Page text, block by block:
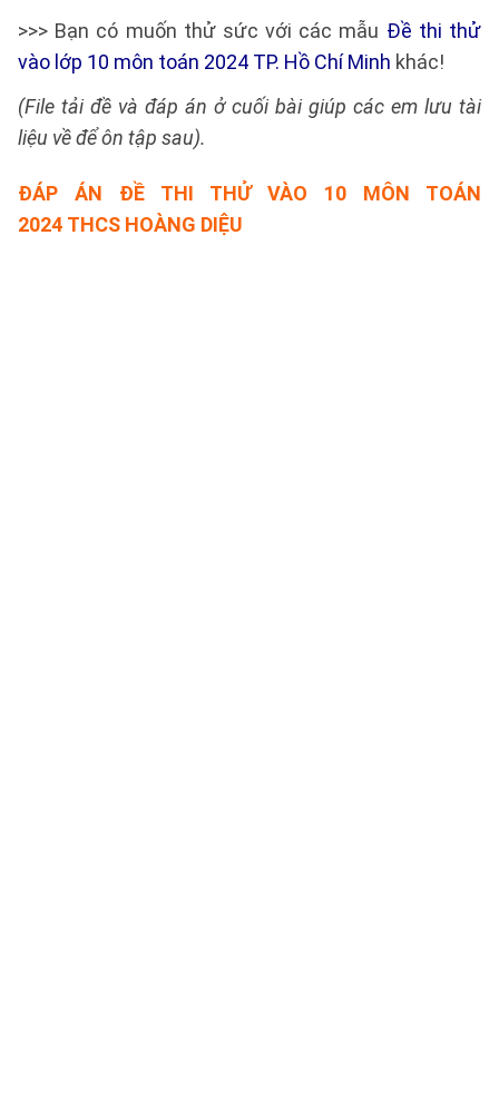
>>> Bạn có muốn thử sức với các mẫu Đề thi thử
vào lớp 10 môn toán 2024 TP. Hồ Chí Minh khác!
(File tải đề và đáp án ở cuối bài giúp các em lưu tài
liệu về để ôn tập sau).
ĐÁP ÁN ĐỀ THI THỬ VÀO 10 MÔN TOÁN
2024 THCS HOÀNG DIỆU